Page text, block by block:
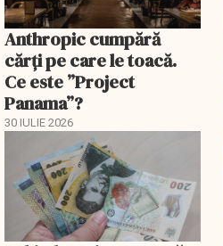
Anthropic cumpără
cărți pe care le toacă.
Ce este ”Project
Panama”?
30 IULIE 2026